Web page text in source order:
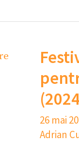
26 mai
Adrian